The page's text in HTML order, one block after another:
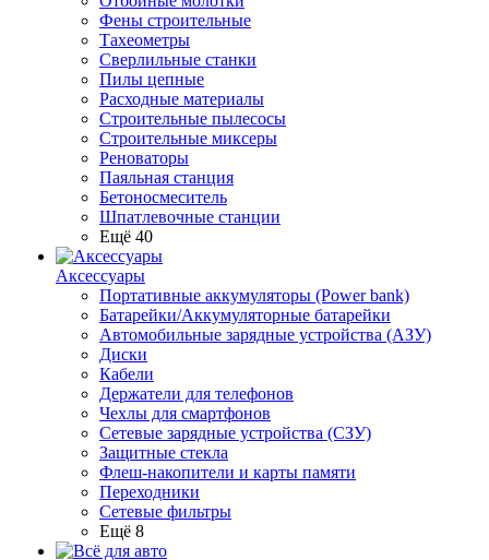
Фены строительные
Тахеометры
Сверлильные станки
Пилы цепные
Расходные материалы
Строительные пылесосы
Строительные миксеры
Реноваторы
Паяльная станция
Бетоносмеситель
Шпатлевочные станции
Ещё 40
Аксессуары
Портативные аккумуляторы (Power bank)
Батарейки/Аккумуляторные батарейки
Автомобильные зарядные устройства (АЗУ)
Диски
Кабели
Держатели для телефонов
Чехлы для смартфонов
Сетевые зарядные устройства (СЗУ)
Защитные стекла
Флеш-накопители и карты памяти
Переходники
Сетевые фильтры
Ещё 8